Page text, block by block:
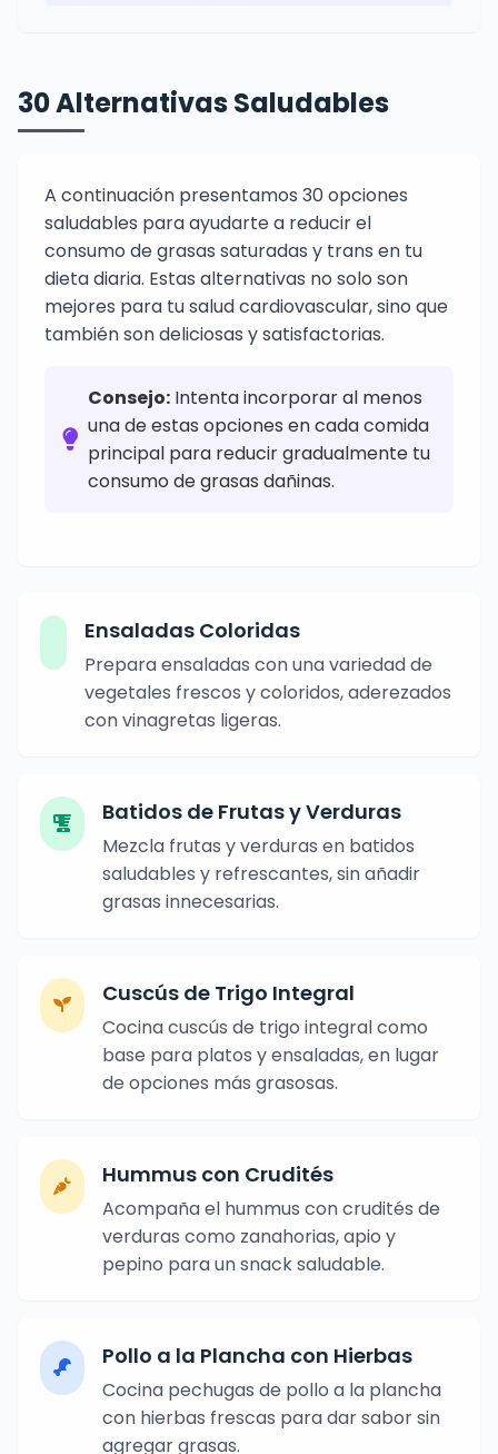
30 Alternativas Saludables
A continuación presentamos 30 opciones
saludables para ayudarte a reducir el
consumo de grasas saturadas y trans en tu
dieta diaria. Estas alternativas no solo son
mejores para tu salud cardiovascular, sino que
también son deliciosas y satisfactorias.
Consejo: Intenta incorporar al menos
una de estas opciones en cada comida
principal para reducir gradualmente tu
consumo de grasas dañinas.
Ensaladas Coloridas
Prepara ensaladas con una variedad de
vegetales frescos y coloridos, aderezados
con vinagretas ligeras.
Batidos de Frutas y Verduras
Mezcla frutas y verduras en batidos
saludables y refrescantes, sin añadir
grasas innecesarias.
Cuscús de Trigo Integral
Cocina cuscús de trigo integral como
base para platos y ensaladas, en lugar
de opciones más grasosas.
Hummus con Crudités
Acompaña el hummus con crudités de
verduras como zanahorias, apio y
pepino para un snack saludable.
Pollo a la Plancha con Hierbas
Cocina pechugas de pollo a la plancha
con hierbas frescas para dar sabor sin
agregar grasas.